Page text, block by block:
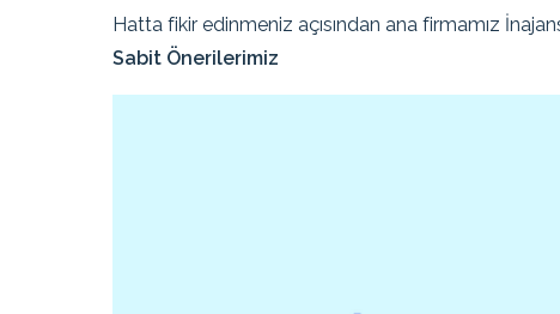
Hatta fikir edinmeniz açısından ana firmamız
Sabit Önerilerimiz